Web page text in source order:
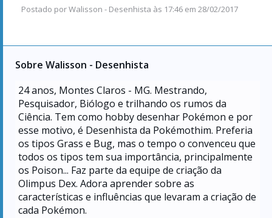
Postado porWalisson - Desenhista às 17:46 em 28/02/2017
Sobre Walisson - Desenhista
24anos, Montes Claros - MG. Mestrando,
Pesquisador, Biólogo e trilhando os rumos da
Ciência. Tem como hobby desenhar Pokémon e por
esse motivo, é Desenhista da Pokémothim. Preferia
os tipos Grass e Bug, mas o tempo o convenceu que
todos os tipos tem sua importância, principalmente
os Poison... Faz parte da equipe de criação da
Olimpus Dex. Adora aprender sobre as
características e influências que levaram a criação de
cada Pokémon.